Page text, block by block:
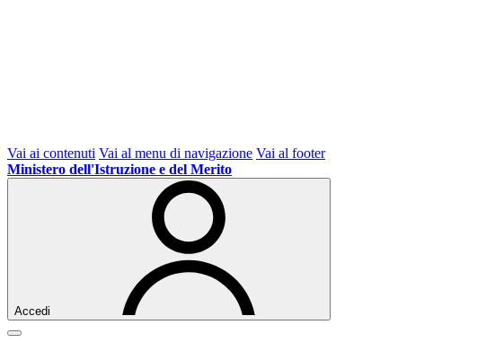
Vai ai contenuti Vai al menu di navigazione Vai al footer
Ministero dell'Istruzione e del Merito
Accedi